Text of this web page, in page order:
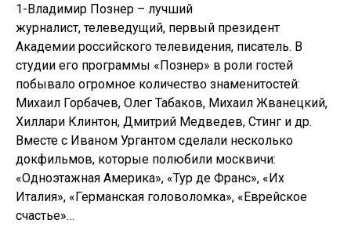
1-Владимир Познер – лучший
журналист, телеведущий, первый президент
Академии российского телевидения, писатель. В
студии его программы «Познер» в роли гостей
побывало огромное количество знаменитостей:
Михаил Горбачев, Олег Табаков, Михаил Жванецкий,
Хиллари Клинтон, Дмитрий Медведев, Стинг и др.
Вместе с Иваном Ургантом сделали несколько
докфильмов, которые полюбили москвичи:
«Одноэтажная Америка», «Тур де Франс», «Их
Италия», «Германская головоломка», «Еврейское
счастье»…